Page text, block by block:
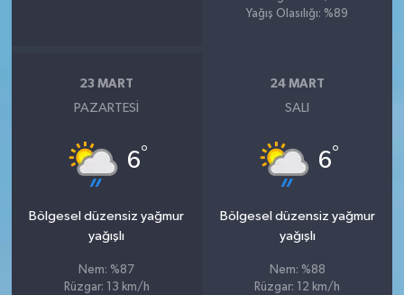
Yağış Olasılığı: %89
23 MART
PAZARTESI
6°
Bölgesel düzensiz yağmur
yağışlı
Nem: %87
Rüzgar: 13 km/h
24 MART
SALI
6°
Bölgesel düzensiz yağmur
yağışlı
Nem: %88
Rüzgar: 12 km/h